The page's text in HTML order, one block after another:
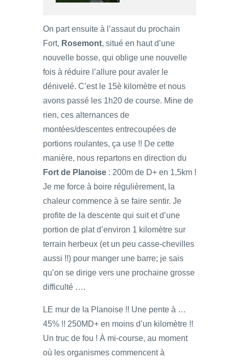
On part ensuite à l’assaut du prochain
Fort, Rosemont, situé en haut d’une
nouvelle bosse, qui oblige une nouvelle
fois à réduire l’allure pour avaler le
dénivelé. C’est le 15è kilomètre et nous
avons passé les 1h20 de course. Mine de
rien, ces alternances de
montées/descentes entrecoupées de
portions roulantes, ça use !! De cette
manière, nous repartons en direction du
Fort de Planoise : 200m de D+ en 1,5km !
Je me force à boire régulièrement, la
chaleur commence à se faire sentir. Je
profite de la descente qui suit et d’une
portion de plat d’environ 1 kilomètre sur
terrain herbeux (et un peu casse-chevilles
aussi !!) pour manger une barre; je sais
qu’on se dirige vers une prochaine grosse
difficulté ….
LE mur de la Planoise !! Une pente à …
45% !! 250MD+ en moins d’un kilomètre !!
Un truc de fou ! À mi-course, au moment
où les organismes commencent à